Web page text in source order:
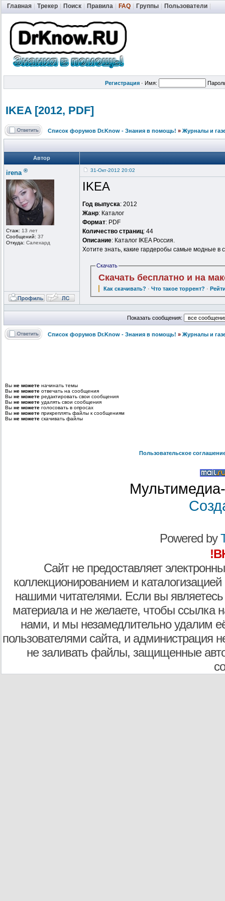
Главная Трекер Поиск Правила FAQ Группы Пользователи
Регистрация · Имя:
IKEA [2012, PDF]
Список форумов Dr.Know - Знания в помощь! » Журналы и
Автор
irena ®
Стаж: 13 лет
Сообщений: 37
Откуда: Салехард
31-Окт-2012 20:02
IKEA
Год выпуска: 2012
Жанр: Каталог
Формат: PDF
Количество страниц: 44
Описание: Каталог IKEA Россия.
Хотите знать, какие гардеробы самые модные в
Скачать
Скачать бесплатно и на
Как скачивать? ·Что такое торрент? ·
Показать сообщения:
Список форумов Dr.Know - Знания в помощь! » Журналы и
Вы не можете начинать темы
Вы не можете отвечать на сообщения
Вы не можете редактировать свои сообщения
Вы не можете удалять свои сообщения
Вы не можете голосовать в опросах
Вы не можете прикреплять файлы к сообщениям
Вы не можете скачивать файлы
Пользовательское
Powered by
Сайт не предоставляет
коллекционированием и
нашими читателями. Если вы являетесь
материала и не желаете, чтобы ссылка
нами, и мы незамедлительно удалим
пользователями сайта, и администрация
не заливать файлы, защищенные